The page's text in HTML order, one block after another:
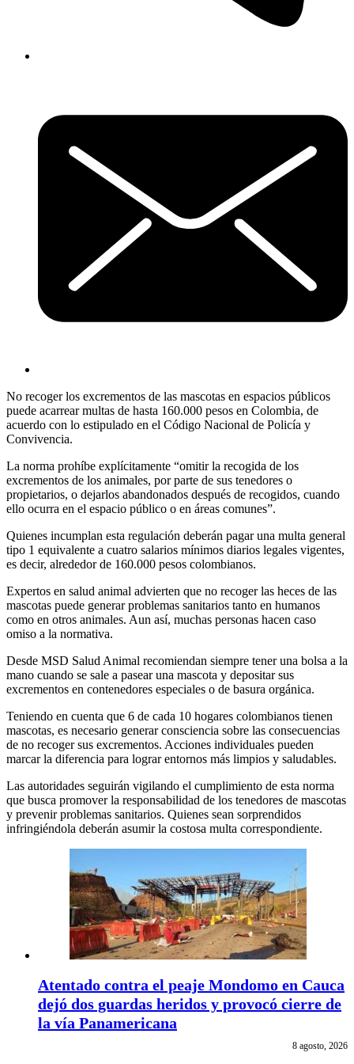
No recoger los excrementos de las mascotas en espacios públicos
puede acarrear multas de hasta 160.000 pesos en Colombia, de
acuerdo con lo estipulado en el Código Nacional de Policía y
Convivencia.
La norma prohíbe explícitamente “omitir la recogida de los
excrementos de los animales, por parte de sus tenedores o
propietarios, o dejarlos abandonados después de recogidos, cuando
ello ocurra en el espacio público o en áreas comunes”.
Quienes incumplan esta regulación deberán pagar una multa general
tipo 1 equivalente a cuatro salarios mínimos diarios legales vigentes,
es decir, alrededor de 160.000 pesos colombianos.
Expertos en salud animal advierten que no recoger las heces de las
mascotas puede generar problemas sanitarios tanto en humanos
como en otros animales. Aun así, muchas personas hacen caso
omiso a la normativa.
Desde MSD Salud Animal recomiendan siempre tener una bolsa a la
mano cuando se sale a pasear una mascota y depositar sus
excrementos en contenedores especiales o de basura orgánica.
Teniendo en cuenta que 6 de cada 10 hogares colombianos tienen
mascotas, es necesario generar consciencia sobre las consecuencias
de no recoger sus excrementos. Acciones individuales pueden
marcar la diferencia para lograr entornos más limpios y saludables.
Las autoridades seguirán vigilando el cumplimiento de esta norma
que busca promover la responsabilidad de los tenedores de mascotas
y prevenir problemas sanitarios. Quienes sean sorprendidos
infringiéndola deberán asumir la costosa multa correspondiente.
Atentado contra el peaje Mondomo en Cauca
dejó dos guardas heridos y provocó cierre de
la vía Panamericana
8 agosto, 2026